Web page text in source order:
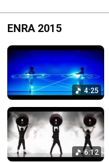
ENRA 2015
4:25
6:12